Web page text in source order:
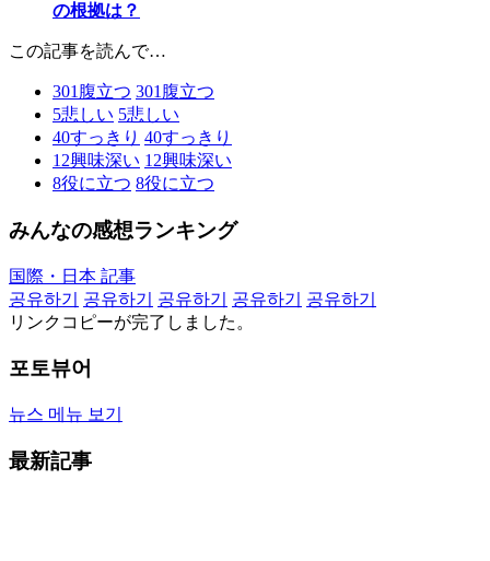
の根拠は？
この記事を読んで…
301 腹立つ 301 腹立つ
5悲しい 5悲しい
40すっきり 40すっきり
12興味深い 12興味深い
8役に立つ 8役に立つ
みんなの感想ランキング
国際・日本 記事
공유하기
공유하기 공유하기 공유하기
공유하기
リンクコピーが完了しました。
포토뷰어
뉴스 메뉴 보기
最新記事